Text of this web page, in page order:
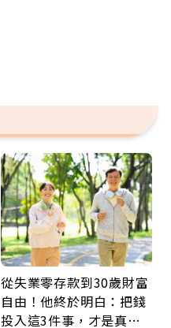
從失業零存款到30歲財富
自由！他終於明白：把錢
投入這3件事，才是真正